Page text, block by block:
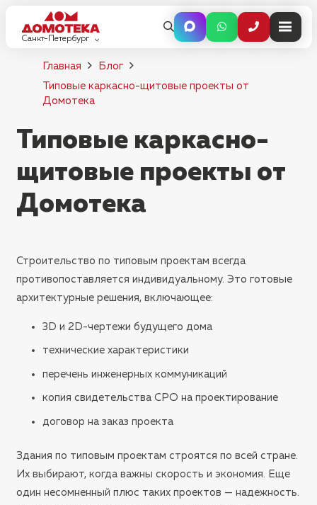
Санкт-Петербург
Главная
Блог
Типовые каркасно-щитовые проекты от
Домотека
Типовые каркасно-
щитовые проекты от
Домотека
Строительство по типовым проектам всегда
противопоставляется индивидуальному. Это готовые
архитектурные решения, включающее:
3D и 2D-чертежи будущего дома
технические характеристики
перечень инженерных коммуникаций
копия свидетельства СРО на проектирование
договор на заказ проекта
Здания по типовым проектам строятся по всей стране.
Их выбирают, когда важны скорость и экономия. Еще
один несомненный плюс таких проектов — надежность.